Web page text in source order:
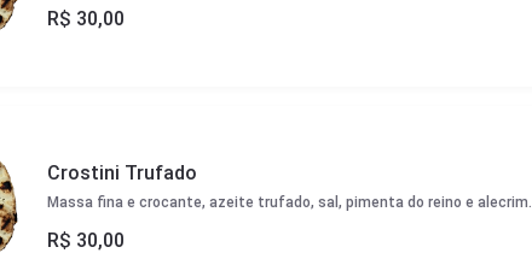
R$ 30,00
Crostini Trufado
Massa fina e crocante, azeite trufado, sal, pimenta do reino e alecrim.
R$ 30,00